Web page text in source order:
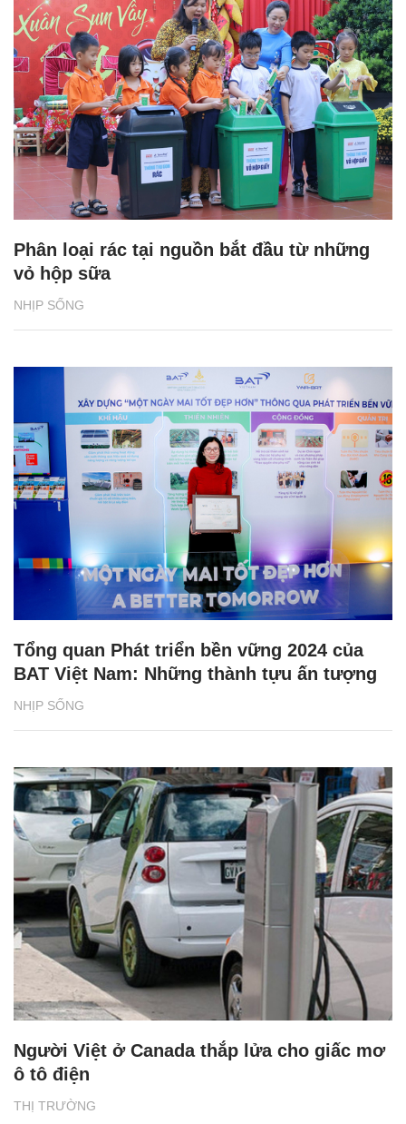
NHỊP SỐNG
Phân loại rác tại nguồn bắt đầu từ những
vỏ hộp sữa
NHỊP SỐNG
Tổng quan Phát triển bền vững 2024 của
BAT Việt Nam: Những thành tựu ấn tượng
THỊ TRƯỜNG
Người Việt ở Canada thắp lửa cho giấc mơ
ô tô điện